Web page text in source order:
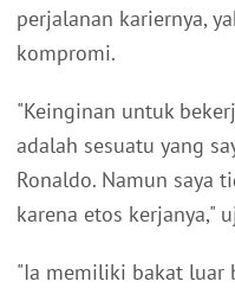
perjalanan kariernya,
kompromi.
"Keinginan untuk
adalah sesuatu yang
Ronaldo. Namun saya
karena etos kerjanya,"
"Ia memiliki bakat luar